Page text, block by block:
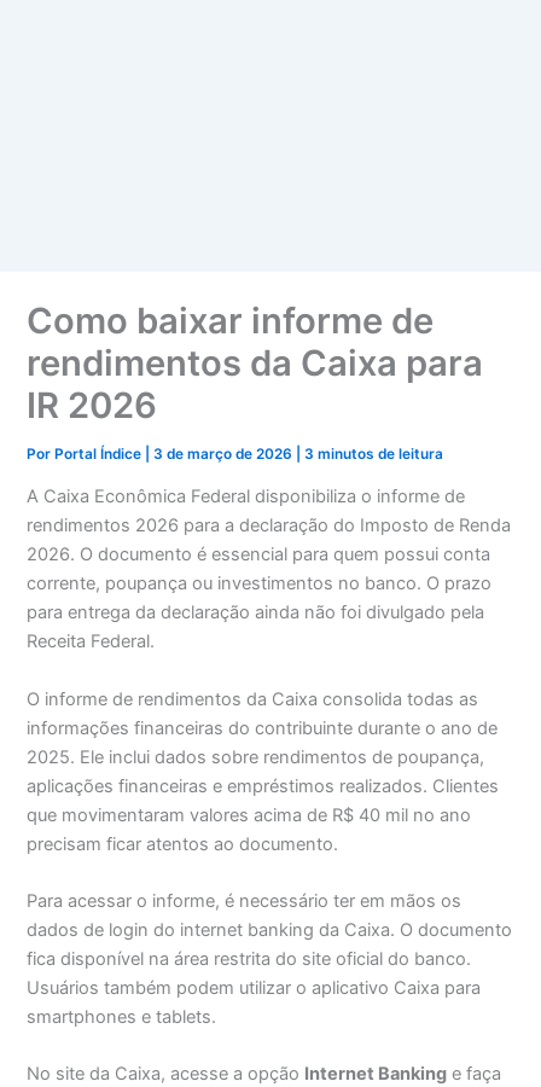
Como baixar informe de
rendimentos da Caixa para
IR 2026
PorPortal Índice |3 de março de 2026 |3 minutos de leitura
A Caixa Econômica Federal disponibiliza o informe de
rendimentos 2026 para a declaração do Imposto de Renda
2026. O documento é essencial para quem possui conta
corrente, poupança ou investimentos no banco. O prazo
para entrega da declaração ainda não foi divulgado pela
Receita Federal.
O informe de rendimentos da Caixa consolida todas as
informações financeiras do contribuinte durante o ano de
2025. Ele inclui dados sobre rendimentos de poupança,
aplicações financeiras e empréstimos realizados. Clientes
que movimentaram valores acima de R$ 40 mil no ano
precisam ficar atentos ao documento.
Para acessar o informe, é necessário ter em mãos os
dados de login do internet banking da Caixa. O documento
fica disponível na área restrita do site oficial do banco.
Usuários também podem utilizar o aplicativo Caixa para
smartphones e tablets.
No site da Caixa, acesse a opção Internet Banking e faça